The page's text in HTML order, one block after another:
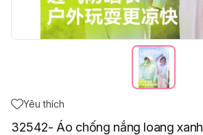
Yêu thích
32542- Áo chống nắng loang xanh